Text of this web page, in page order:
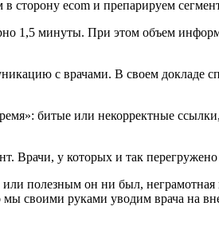
1,5 минуты. При этом объем
с врачами. В своем докладе
битые или некорректные
Врачи, у которых и так
полезным он ни был, неграмотная
своими руками уводим врача на